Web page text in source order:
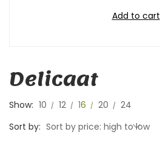
Add to cart
Delicaat
Show: 10 12 16 20
24
Sort by: Sort by price: high to low